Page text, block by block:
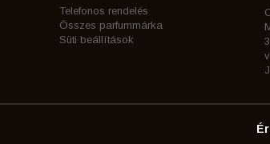
Telefonos rendelés
Összes parfummárka
Süti beállítások